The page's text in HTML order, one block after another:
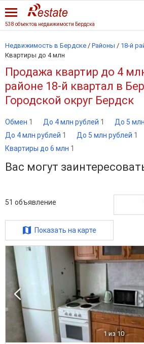
538 объектов недвижимости Бердска
Недвижимость в Бердске / Районы / 18-й
Квартиры до 4 млн
Продажа квартир до 4
районе 18-й квартал в
Городской округ Бердск
Обмен 1 До 4 млн рублей 1 До 5
До 4 млн рублей 1 До 5 млн рублей 1
Квартиры до 6 млн 1
Вас могут
51 объявление
Показать на карте
1 из 10